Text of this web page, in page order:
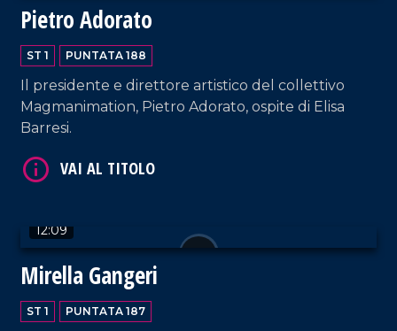
Pietro Adorato
ST 1 PUNTATA 188
Il presidente e direttore artistico del collettivo
Magmanimation, Pietro Adorato, ospite di Elisa
Barresi.
12:09
Mirella Gangeri
ST 1 PUNTATA 187
VAI AL TITOLO
VAI AL TITOLO